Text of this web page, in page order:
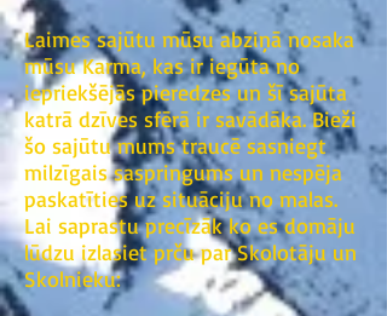
Laimes sajūtu mūsu abziņā nosaka
mūsu Karma, kas ir iegūta no
iepriekšējās pieredzes un šī sajūta
katrā dzīves sfērā ir savādāka. Bieži
šo sajūtu mums traucē sasniegt
milzīgais saspringums un nespēja
paskatīties uz situāciju no malas.
Lai saprastu precīzāk ko es domāju
lūdzu izlasiet prču par Skolotāju un
Skolnieku: